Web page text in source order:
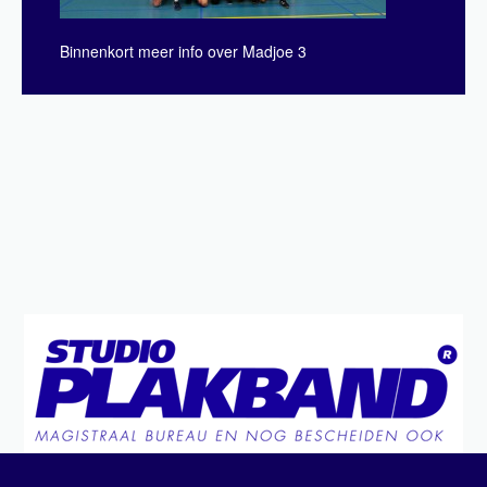
Binnenkort meer info over Madjoe 3